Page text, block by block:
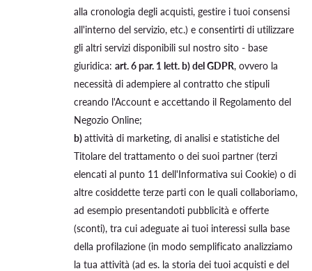
alla cronologia degli acquisti, gestire i tuoi consensi
all'interno del servizio, etc.) e consentirti di utilizzare
gli altri servizi disponibili sul nostro sito - base
giuridica: art. 6 par. 1 lett. b) del GDPR, ovvero la
necessità di adempiere al contratto che stipuli
creando l'Account e accettando il Regolamento del
Negozio Online;
b)attività di marketing, di analisi e statistiche del
Titolare del trattamento o dei suoi partner (terzi
elencati al punto 11 dell'Informativa sui Cookie) o di
altre cosiddette terze parti con le quali collaboriamo,
ad esempio presentandoti pubblicità e offerte
(sconti), tra cui adeguate ai tuoi interessi sulla base
della profilazione (in modo semplificato analizziamo
la tua attività (ad es. la storia dei tuoi acquisti e del